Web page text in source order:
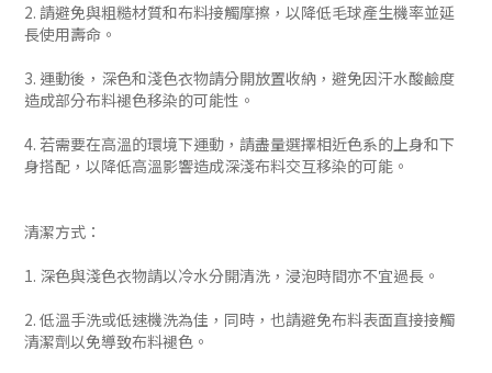
2. 請避免與粗糙材質和布料接觸摩擦，以降低毛球產生機率並延
長使用壽命。
3. 運動後，深色和淺色衣物請分開放置收納，避免因汗水酸鹼度
造成部分布料褪色移染的可能性。
4. 若需要在高溫的環境下運動，請盡量選擇相近色系的上身和下
身搭配，以降低高溫影響造成深淺布料交互移染的可能。
清潔方式：
1. 深色與淺色衣物請以冷水分開清洗，浸泡時間亦不宜過長。
2. 低溫手洗或低速機洗為佳，同時，也請避免布料表面直接接觸
清潔劑以免導致布料褪色。